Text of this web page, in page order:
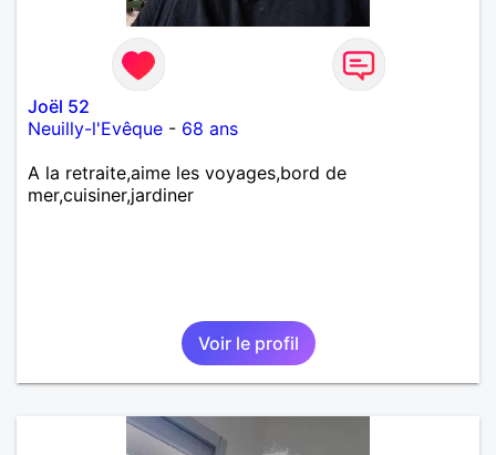
Joël 52
Neuilly-l'Evêque - 68 ans
A la retraite,aime les voyages,bord de
mer,cuisiner,jardiner
Voir le profil